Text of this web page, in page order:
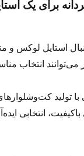
برای یک
استایل لوکس و
می‌توانند انتخاب
با تولید
باکیفیت، انتخابی